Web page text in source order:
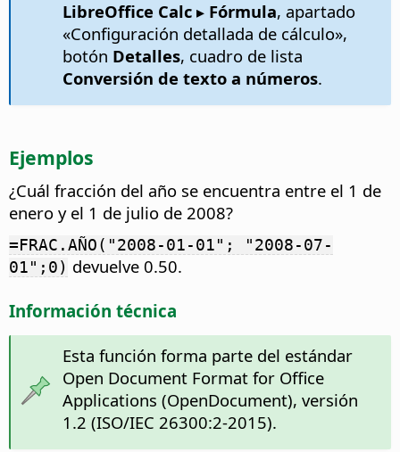
LibreOffice Calc ▸ Fórmula, apartado
«Configuración detallada de cálculo»,
botón Detalles, cuadro de lista
Conversión de texto a números.
Ejemplos
¿Cuál fracción del año se encuentra entre el 1 de
enero y el 1 de julio de 2008?
=FRAC.AÑO("2008-01-01"; "2008-07-
01";0) devuelve 0.50.
Información técnica
Esta función forma parte del estándar
Open Document Format for Office
Applications (OpenDocument), versión
1.2 (ISO/IEC 26300:2-2015).